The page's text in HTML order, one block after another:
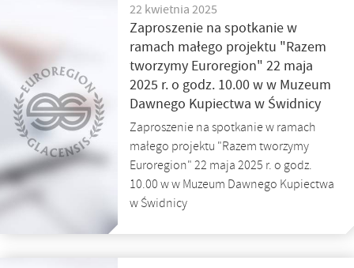
22 kwietnia 2025
Zaproszenie na spotkanie w
ramach małego projektu "Razem
tworzymy Euroregion" 22 maja
2025 r. o godz. 10.00 w w Muzeum
Dawnego Kupiectwa w Świdnicy
Zaproszenie na spotkanie w ramach
małego projektu "Razem tworzymy
Euroregion" 22 maja 2025 r. o godz.
10.00 w w Muzeum Dawnego Kupiectwa
w Świdnicy